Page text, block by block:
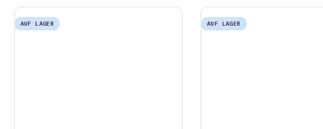
AUF LAGER AUF LAGER